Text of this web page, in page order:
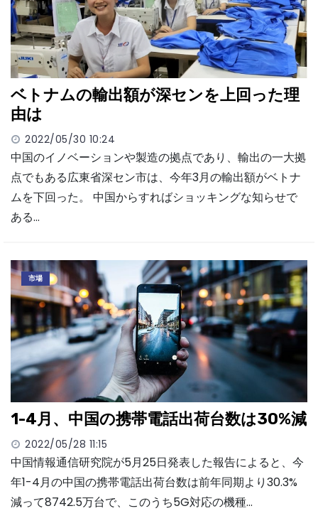
ベトナムの輸出額が深センを上回った理
由は
2022/05/30 10:24
中国のイノベーションや製造の拠点であり、輸出の一大拠
点でもある広東省深セン市は、今年3月の輸出額がベトナ
ムを下回った。 中国からすればショッキングな知らせで
ある…
市場
1-4月、中国の携帯電話出荷台数は30%減
2022/05/28 11:15
中国情報通信研究院が5月25日発表した報告によると、今
年1-4月の中国の携帯電話出荷台数は前年同期より30.3%
減って8742.5万台で、このうち5G対応の機種…